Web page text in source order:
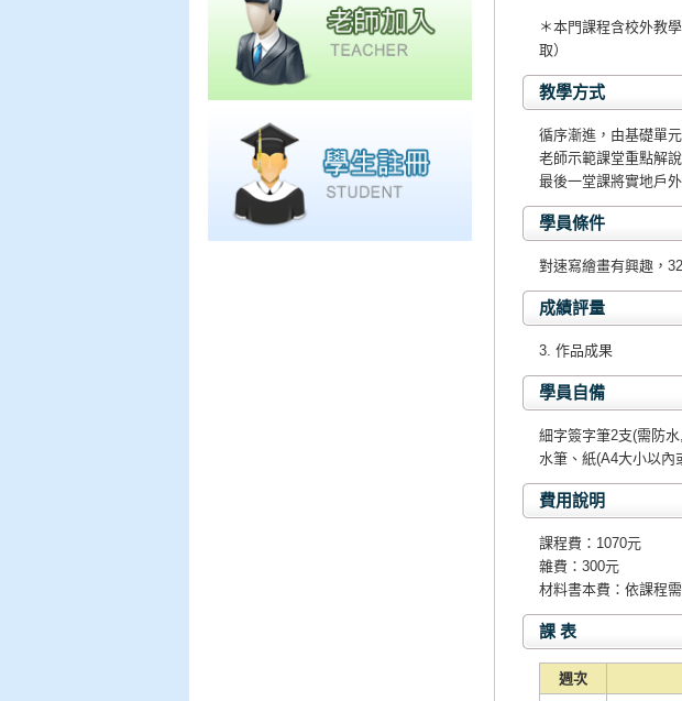
＊本門課程含校外教
取）
教學方式
循序漸進，由基礎單
老師示範課堂重點解
最後一堂課將實地戶
學員條件
對速寫繪畫有興趣，
成績評量
3. 作品成果
學員自備
細字簽字筆2支(需防
水筆、紙(A4大小以內
費用說明
課程費：1070元
雜費：300元
材料書本費：依課程
課 表
週次